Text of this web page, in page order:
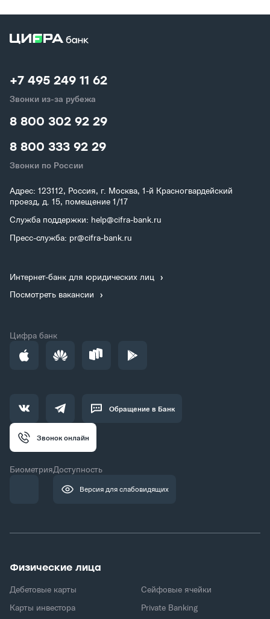
+7 495 249 11 62
Звонки из-за рубежа
8 800 302 92 29
8 800 333 92 29
Звонки по России
Адрес: 123112, Россия, г. Москва, 1-й Красногвардейский
проезд, д. 15, помещение 1/17
Служба поддержки: help@cifra-bank.ru
Пресс-служба: pr@cifra-bank.ru
Интернет-банк для юридических лиц
Посмотреть вакансии
Цифра банк
Обращение в Банк
Звонок онлайн
БиометрияДоступность
Версия для слабовидящих
Физические лица
Дебетовые карты
Карты инвестора
Сейфовые ячейки
Private Banking